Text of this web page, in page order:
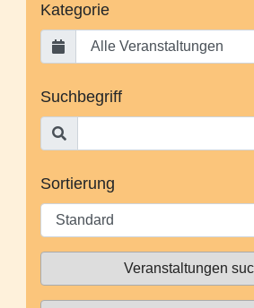
Kategorie
Suchbegriff
Sortierung
Veranstaltungen